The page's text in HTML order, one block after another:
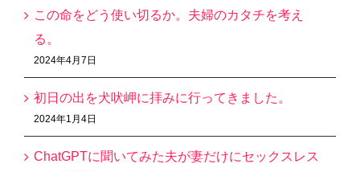
この命をどう使い切るか。夫婦のカタチを考え
る。
2024年4月7日
初日の出を犬吠岬に拝みに行ってきました。
2024年1月4日
ChatGPTに聞いてみた夫が妻だけにセックスレス